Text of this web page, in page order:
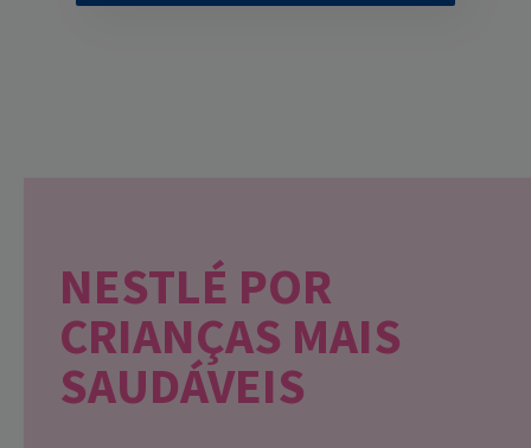
NESTLÉ POR
CRIANÇAS MAIS
SAUDÁVEIS